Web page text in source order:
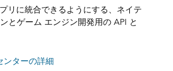
リに統合できるようにする、ネイテ
とゲーム エンジン開発用の API と
ンターの詳細